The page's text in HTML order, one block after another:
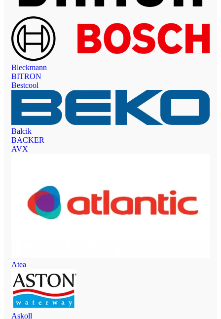
Bleckmann
BITRON
Bestcool
Balcik
BACKER
AVX
Atea
Askoll